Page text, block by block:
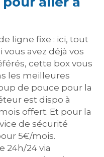
ligne fixe : ici, tout
avez déjà vos
cette box vous
les meilleures
de pouce pour la
est dispo à
offert. Et pour la
de sécurité
5€/mois.
24h/24 via